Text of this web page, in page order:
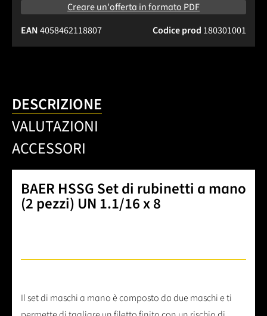
Creare un'offerta in formato PDF
Codice prod 180301001
EAN4058462118807
DESCRIZIONE
VALUTAZIONI
ACCESSORI
BAER HSSG Set di rubinetti a mano
(2 pezzi) UN 1.1/16 x 8
Il set di maschi a mano è composto da due maschi e ti